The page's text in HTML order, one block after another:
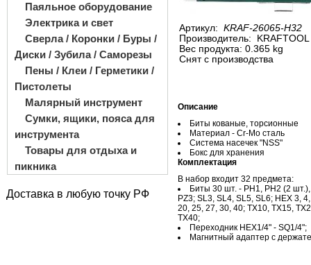
Паяльное оборудование
Электрика и свет
Сверла / Коронки / Буры /
Диски / Зубила / Саморезы
Пены / Клеи / Герметики /
Пистолеты
Малярный инструмент
Сумки, ящики, пояса для
инструмента
Товары для отдыха и
пикника
Доставка в любую точку РФ
Артикул: KRAF-26065-H32
Производитель:
KRAFTOOL
Вес продукта: 0.365 kg
Снят с производства
Описание
Биты кованые, торсионные
Материал - Cr-Mo сталь
Система насечек "NSS"
Бокс для хранения
Комплектация
В набор входит 32 предмета:
Биты 30 шт. - PH1, PH2 (2
PZ3; SL3, SL4, SL5, SL6; HEX 3,
20, 25, 27, 30, 40; TX10, TX15,
TX40;
Переходник HEX1/4" - SQ1/4";
Магнитный адаптер с